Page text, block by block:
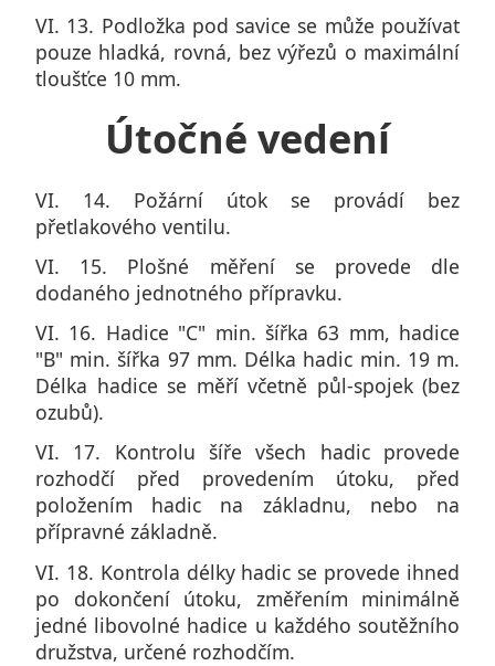
VI. 13. Podložka pod savice se může používat
pouze hladká, rovná, bez výřezů o maximální
tloušťce 10 mm.
Útočné vedení
VI. 14. Požární útok se provádí bez
přetlakového ventilu.
VI. 15. Plošné měření se provede dle
dodaného jednotného přípravku.
VI. 16. Hadice "C" min. šířka 63 mm, hadice
"B" min. šířka 97 mm. Délka hadic min. 19 m.
Délka hadice se měří včetně půl-spojek (bez
ozubů).
VI. 17. Kontrolu šíře všech hadic provede
rozhodčí před provedením útoku, před
položením hadic na základnu, nebo na
přípravné základně.
VI. 18. Kontrola délky hadic se provede ihned
po dokončení útoku, změřením minimálně
jedné libovolné hadice u každého soutěžního
družstva, určené rozhodčím.